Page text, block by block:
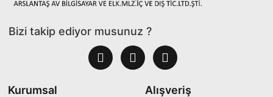
Bizi takip ediyor musunuz ?
Kurumsal Alışveriş